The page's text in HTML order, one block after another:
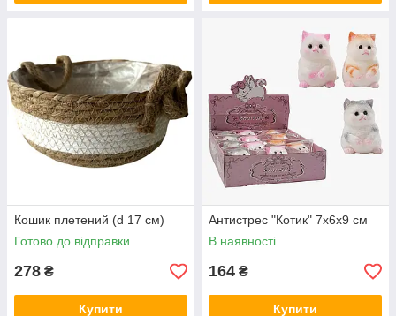
Кошик плетений (d 17 см)
Готово до відправки
278 ₴
Купити
Антистрес "Котик" 7х6х9 см
В наявності
164 ₴
Купити